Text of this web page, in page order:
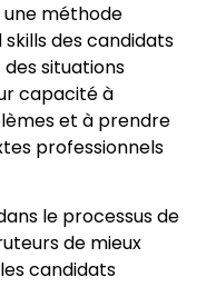
une méthode
des candidats
situations
capacité à
et à prendre
professionnels
le processus de
de mieux
candidats